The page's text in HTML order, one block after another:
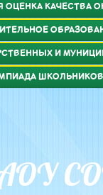
ОЦЕНКА КАЧЕСТВА
И
ШКОЛЬНИКОВ